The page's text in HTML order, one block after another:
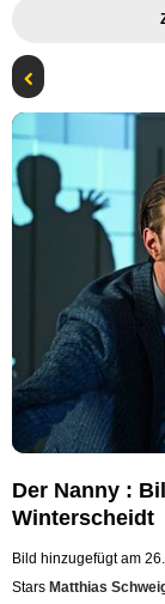
Der Nanny :
Winterscheidt
Bild hinzugefügt am
Stars Matthias